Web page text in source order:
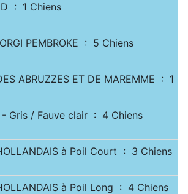
: 1 Chiens
PEMBROKE : 5 Chiens
ABRUZZES ET DE MAREMME : 1
- Gris / Fauve clair : 4 Chiens
à Poil Court : 3 Chiens
à Poil Long : 4 Chiens